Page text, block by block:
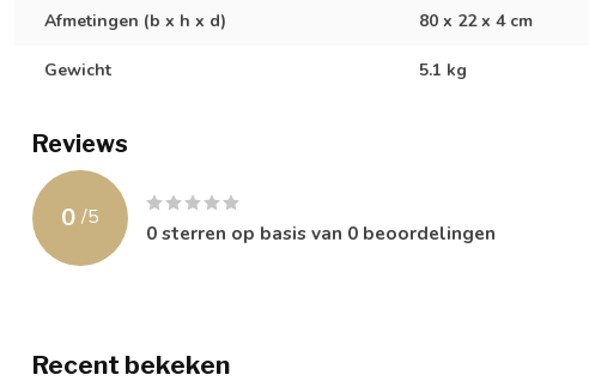
Afmetingen (b x h x d) 80 x 22 x 4 cm
Gewicht 5.1 kg
Reviews
0 /5
0sterren op basis van 0 beoordelingen
Recent bekeken